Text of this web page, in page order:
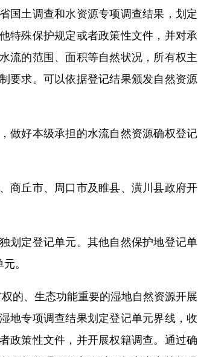
国土调查和水资源专项调查结果，划定
特殊保护规定或者政策性文件，并对承
流的范围、面积等自然状况，所有权主
要求。可以依据登记结果颁发自然资源
好本级承担的水流自然资源确权登记
丘市、周口市及睢县、潢川县政府开
定登记单元。其他自然保护地登记单
。
的、生态功能重要的湿地自然资源开展
地专项调查结果划定登记单元界线，收
政策性文件，并开展权籍调查。通过确